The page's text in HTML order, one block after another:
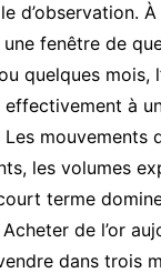
d’observation.
fenêtre de
quelques mois,
effectivement à
Les mouvements
les volumes
terme
de l’or
dans trois